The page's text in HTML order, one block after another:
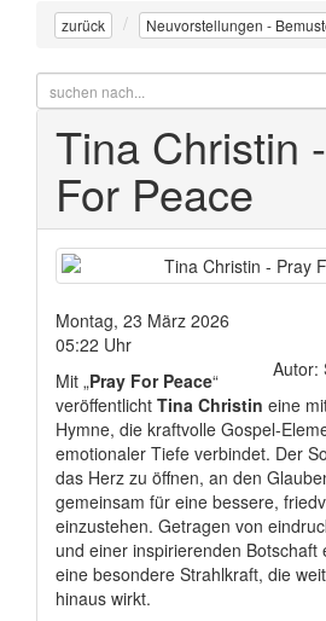
zurück Neuvorstellungen -
Tina Christin
For Peace
Montag, 23 März 2026
05:22 Uhr
Autor:
Mit „Pray For Peace“
veröffentlicht Tina Christin eine
Hymne, die kraftvolle Gospel-
emotionaler Tiefe verbindet. Der
das Herz zu öffnen, an den
gemeinsam für eine bessere,
einzustehen. Getragen von
und einer inspirierenden Botschaft
eine besondere Strahlkraft, die
hinaus wirkt.